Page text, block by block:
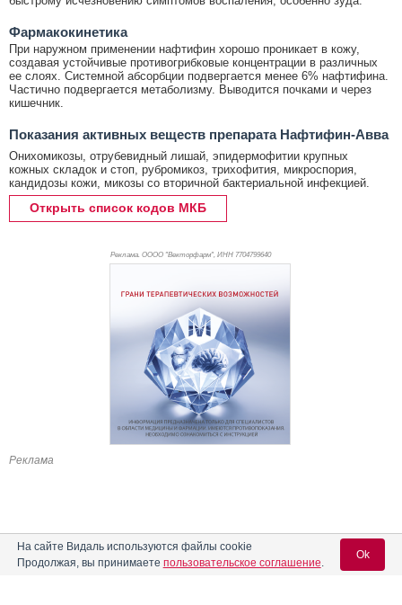
Фармакокинетика
При наружном применении нафтифин хорошо проникает в кожу,
создавая устойчивые противогрибковые концентрации в различных
ее слоях. Системной абсорбции подвергается менее 6% нафтифина.
Частично подвергается метаболизму. Выводится почками и через
кишечник.
Показания активных веществ препарата Нафтифин-Авва
Онихомикозы, отрубевидный лишай, эпидермофитии крупных
кожных складок и стоп, рубромикоз, трихофития, микроспория,
кандидозы кожи, микозы со вторичной бактериальной инфекцией.
Открыть список кодов МКБ
Реклама. ОООО "Векторфарм", ИНН 7704799640
Реклама
На сайте Видаль используются файлы cookie
Продолжая, вы принимаете пользовательское соглашение.
Ok